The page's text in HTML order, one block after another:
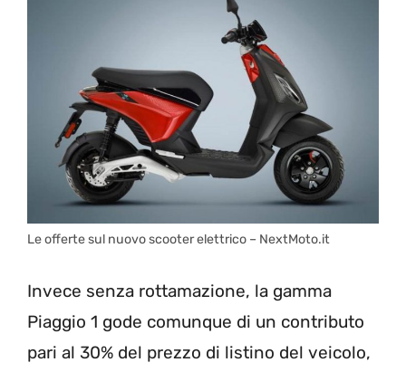
Le offerte sul nuovo scooter elettrico – NextMoto.it
Invece senza rottamazione, la gamma
Piaggio 1 gode comunque di un contributo
pari al 30% del prezzo di listino del veicolo,